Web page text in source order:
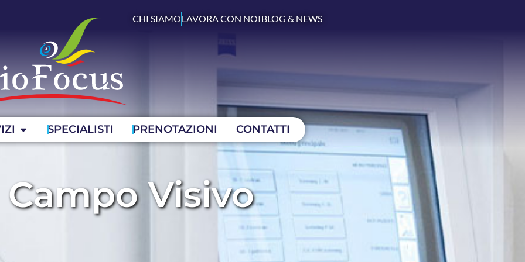
CHI SIAMOLAVORA CON NOIBLOG & NEWS
SPECIALISTI PRENOTAZIONI CONTATTI
Campo Visivo